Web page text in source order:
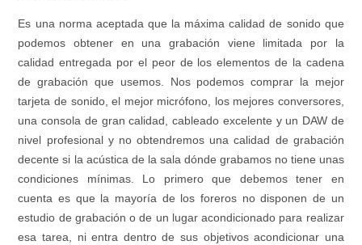
Es una norma aceptada que la máxima calidad de sonido que
podemos obtener en una grabación viene limitada por la
calidad entregada por el peor de los elementos de la cadena
de grabación que usemos. Nos podemos comprar la mejor
tarjeta de sonido, el mejor micrófono, los mejores conversores,
una consola de gran calidad, cableado excelente y un DAW de
nivel profesional y no obtendremos una calidad de grabación
decente si la acústica de la sala dónde grabamos no tiene unas
condiciones mínimas. Lo primero que debemos tener en
cuenta es que la mayoría de los foreros no disponen de un
estudio de grabación o de un lugar acondicionado para realizar
esa tarea, ni entra dentro de sus objetivos acondicionar una